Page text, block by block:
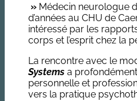
» Médecin neurologue
d’années au CHU de
intéressé par les
corps et l’esprit chez la
La rencontre avec le
Systems a
personnelle et
vers la pratique